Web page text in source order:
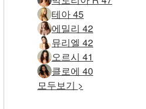
테아 45
에밀리 42
뮤리엘 42
오르시 41
클로에 40
모두보기 >